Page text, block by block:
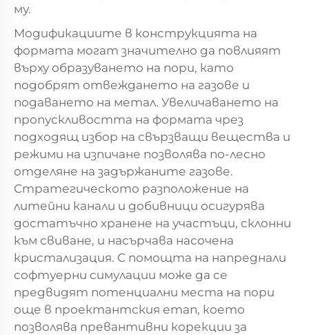
му.
Модификациите в конструкцията на
формата могат значително да повлияят
върху образуването на пори, като
подобрят отвеждането на газове и
подаването на метал. Увеличаването на
пропускливостта на формата чрез
подходящ избор на свързващи вещества и
режими на изпичане позволява по-лесно
отделяне на задържаните газове.
Стратегическото разположение на
литейни канали и добивници осигурява
достатъчно хранене на участъци, склонни
към свиване, и насърчава насочена
кристализация. С помощта на напреднали
софтуерни симулации може да се
предвидят потенциални места на пори
още в проектантския етап, което
позволява превантивни корекции за